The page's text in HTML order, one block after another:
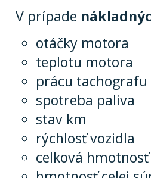
V prípade
otáčky motora
teplotu motora
prácu tachografu
spotreba paliva
stav km
rýchlosť vozidla
celková